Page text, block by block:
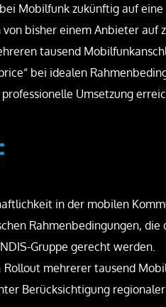
Mobilfunk zukünftig auf
bisher einem Anbieter auf
tausend
bei idealen
Umsetzung
in der mobilen
Rahmenbedingungen,
Gruppe gerecht werden.
mehrerer tausend
Berücksichtigung